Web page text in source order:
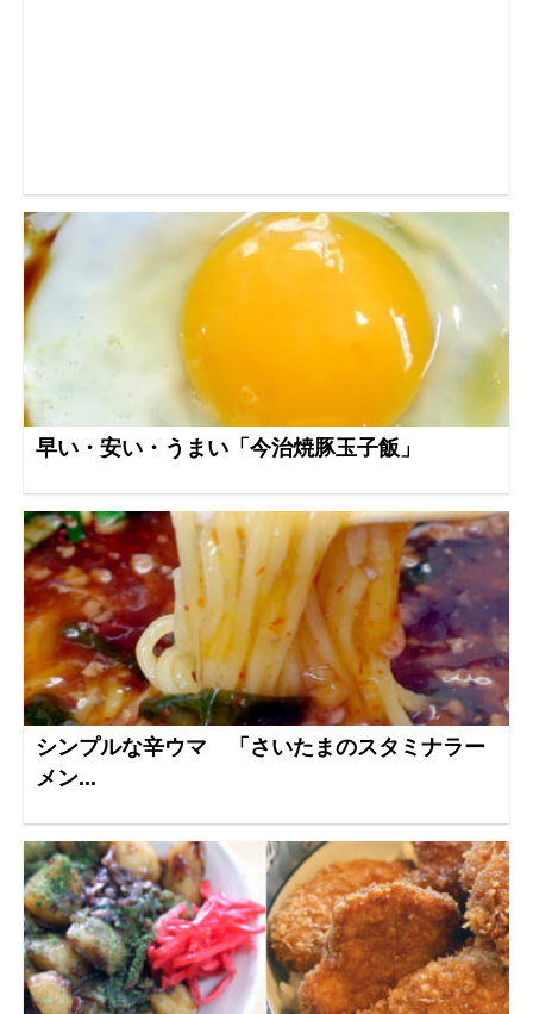
早い・安い・うまい「今治焼豚玉子飯」
シンプルな辛ウマ 「さいたまのスタミナラー
メン...